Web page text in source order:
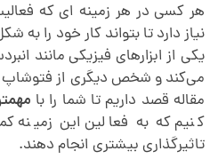
ا
ی
ر
هر کسی در هر زمینه ای که
نیاز دارد تا بتواند کار خود را
یکی از ابزارهای فیزیکی مانند
می‌کند و شخص دیگری از فتوشاپ
مقاله قصد داریم تا شما را با
کنیم که به فعالین این زمینه
تاثیرگذاری بیشتری انجام دهند.